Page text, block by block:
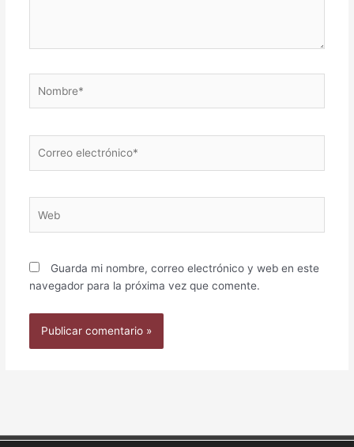
electrónico*
Guarda mi nombre, correo electrónico y web en este
navegador para la próxima vez que comente.